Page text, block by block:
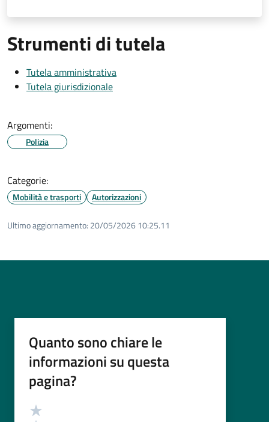
Strumenti di tutela
Tutela amministrativa
Tutela giurisdizionale
Argomenti:
Polizia
Categorie:
Mobilità e trasporti Autorizzazioni
Ultimo aggiornamento: 20/05/2026 10:25.11
Quanto sono chiare le
informazioni su questa
pagina?
Valutazione